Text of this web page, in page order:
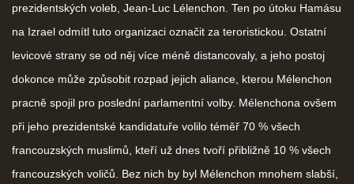
prezidentských voleb, Jean-Luc Lélenchon. Ten po útoku Hamásu
na Izrael odmítl tuto organizaci označit za teroristickou. Ostatní
levicové strany se od něj více méně distancovaly, a jeho postoj
dokonce může způsobit rozpad jejich aliance, kterou Mélenchon
pracně spojil pro poslední parlamentní volby. Mélenchona ovšem
při jeho prezidentské kandidatuře volilo téměř 70 % všech
francouzských muslimů, kteří už dnes tvoří přibližně 10 % všech
francouzských voličů. Bez nich by byl Mélenchon mnohem slabší,